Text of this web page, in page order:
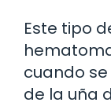
Este tipo
cuando
de la uña